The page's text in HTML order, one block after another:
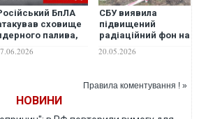
БпЛА
сховище
палива,
фон у
-
СБУ виявила
підвищений
радіаційний фон на
уламках
російського дрона,
Чернігівщину у
20.05.2026
Правила коментування ! »
НОВИНИ